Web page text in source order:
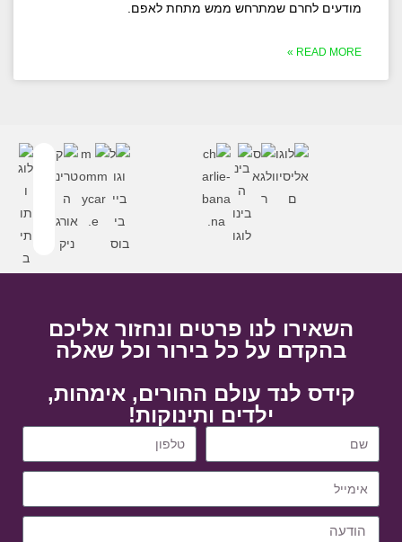
מודעים לחרם שמתרחש ממש מתחת לאפם.
READ MORE »
השאירו לנו פרטים ונחזור אליכם
בהקדם על כל בירור וכל שאלה
קידס לנד עולם ההורים, אימהות,
ילדים ותינוקות!